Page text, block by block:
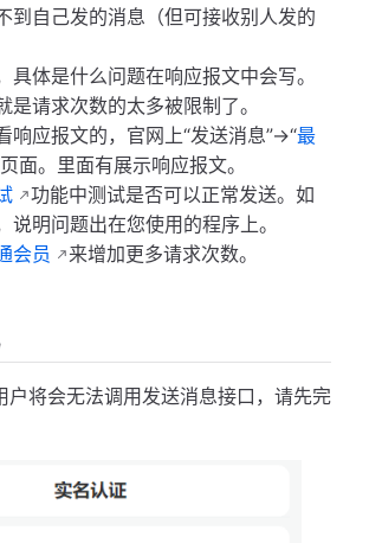
到自己发的消息（但可接收别人发的
具体是什么问题在响应报文中会写。
是请求次数的太多被限制了。
响应报文的，官网上“发送消息”->“最
面。里面有展示响应报文。
功能中测试是否可以正常发送。如
说明问题出在您使用的程序上。
会员 来增加更多请求次数。
将会无法调用发送消息接口，请先完